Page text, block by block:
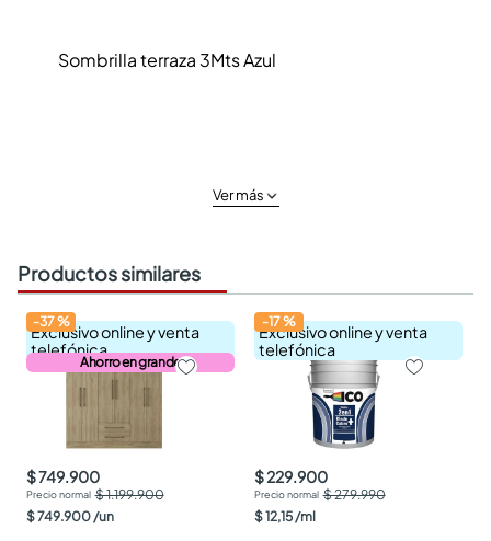
Sombrilla terraza 3Mts Azul
Ver más
Productos similares
Exclusivo online y venta
telefónica
Ahorro en grande
-37%
$ 749.900
$ 1.199.900
$749.900 /un
Exclusivo online y venta
telefónica
-17%
$ 229.900
$ 279.990
$12,15 /ml